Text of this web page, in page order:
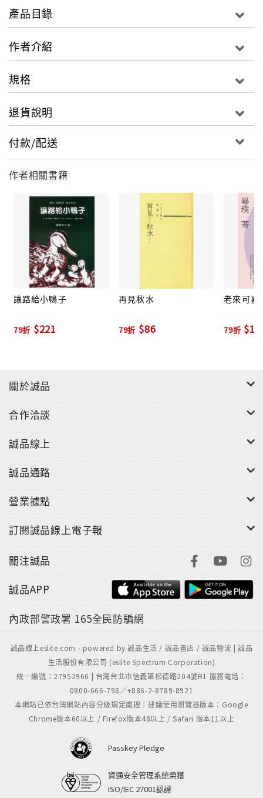
難道，她做錯了什麼嗎？
〈母親‧兒子‧情人〉、〈貴親〉、〈綠萍姊姊〉等十四篇
令人沉湎。
產品目錄
作者介紹
規格
退貨說明
付款/配送
作者相關書籍
讓路給小鴨子
79折 $221
再見秋水
79折 $86
老來可喜
79折
關於誠品
合作洽談
誠品線上
誠品通路
營業據點
訂閱誠品線上電子報
關注誠品
誠品APP
內政部警政署 165全民防騙網
誠品線上eslite.com - powered by 誠品生活 / 誠品書店 / 誠品物流 | 誠品
生活股份有限公司 (eslite Spectrum Corporation)
統一編號：27952966 | 台灣台北市信義區松德路204號B1 服務電話：
0800-666-798／+886-2-8789-8921
本網站已依台灣網站內容分級規定處理｜建議使用瀏覽器版本：Google
Chrome版本60以上 / Firefox版本48以上 / Safari 版本11以上
Passkey Pledge
資通安全管理系統榮獲
ISO/IEC 27001認證